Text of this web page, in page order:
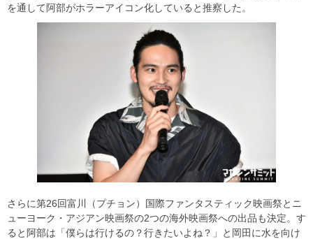
を通して阿部がホラーアイコン化していると推察した。
さらに第26回富川（プチョン）国際ファンタスティック映画祭とニ
ューヨーク・アジアン映画祭の2つの海外映画祭への出品も決定。す
ると阿部は「僕らは行けるの？行きたいよね？」と岡田に水を向け